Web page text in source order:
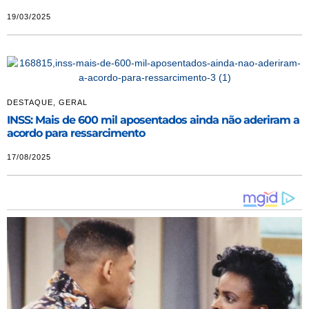
19/03/2025
DESTAQUE GERAL
INSS: Mais de 600 mil aposentados ainda não aderiram a
acordo para ressarcimento
17/08/2025